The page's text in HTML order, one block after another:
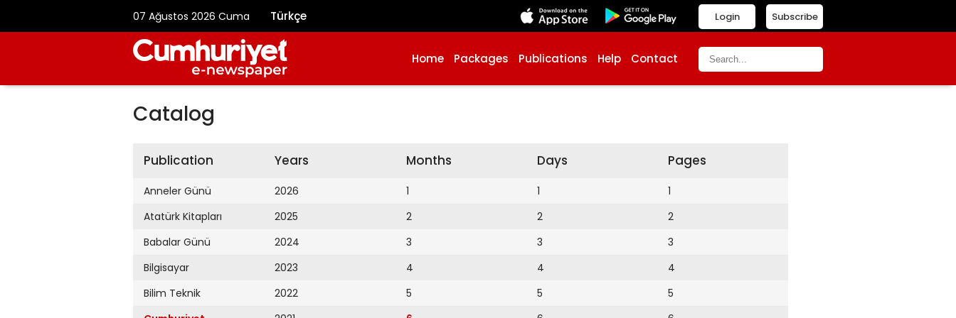
07 Ağustos 2026 Cuma Türkçe Subscribe
Login
Home Packages Publications Help Contact
Catalog
Publication
Anneler Günü
Atatürk Kitapları
Babalar Günü
Bilgisayar
Bilim Teknik
Years
2026
2025
2024
2023
2022
Months
1
2
3
4
5
Days
1
2
3
4
5
Pages
1
2
3
4
5